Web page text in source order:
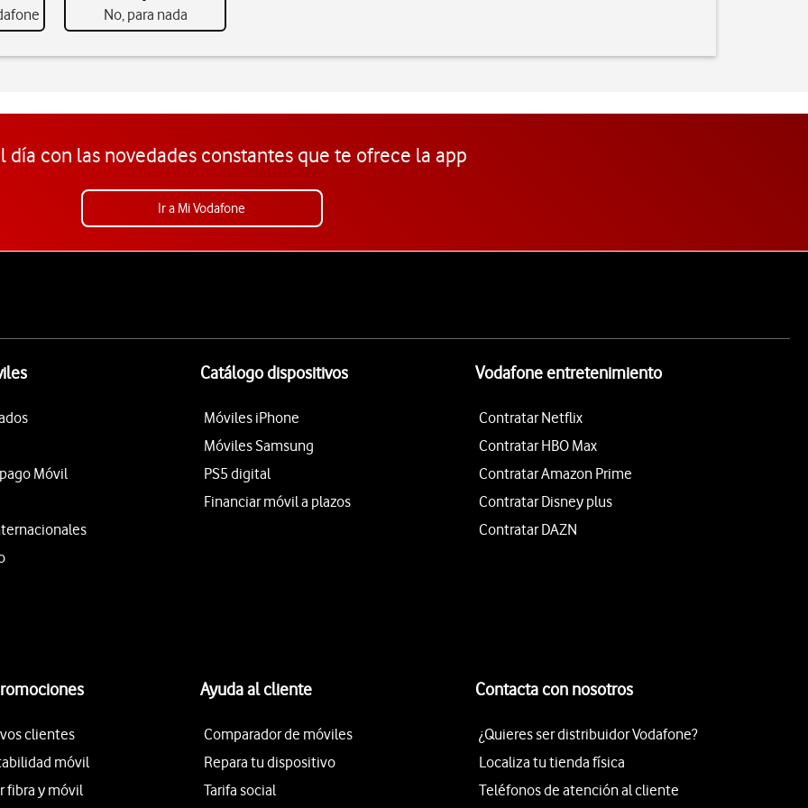
No, para nada
día con las novedades constantes que te ofrece la app
Ir a Mi Vodafone
Móvil
Catálogo dispositivos
Móviles iPhone
Móviles Samsung
PS5 digital
Financiar móvil a plazos
Vodafone entretenimiento
Contratar Netflix
Contratar HBO Max
Contratar Amazon Prime
Contratar Disney plus
Contratar DAZN
clientes
móvil
fibra y móvil
Ayuda al cliente
Comparador de móviles
Repara tu dispositivo
Tarifa social
Contacta con nosotros
¿Quieres ser distribuidor Vodafone?
Localiza tu tienda física
Teléfonos de atención al cliente